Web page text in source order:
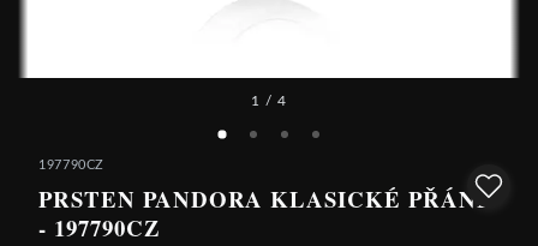
1 / 4
197790CZ
PRSTEN PANDORA KLASICKÉ PŘÁNÍ
- 197790CZ